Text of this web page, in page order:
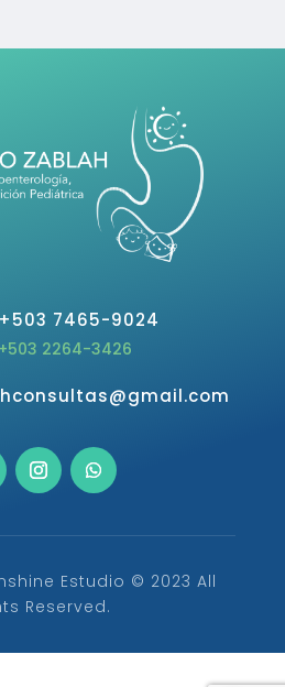
+503 7465-9024
+503 2264-3426
Estudio © 2023 All
Reserved.